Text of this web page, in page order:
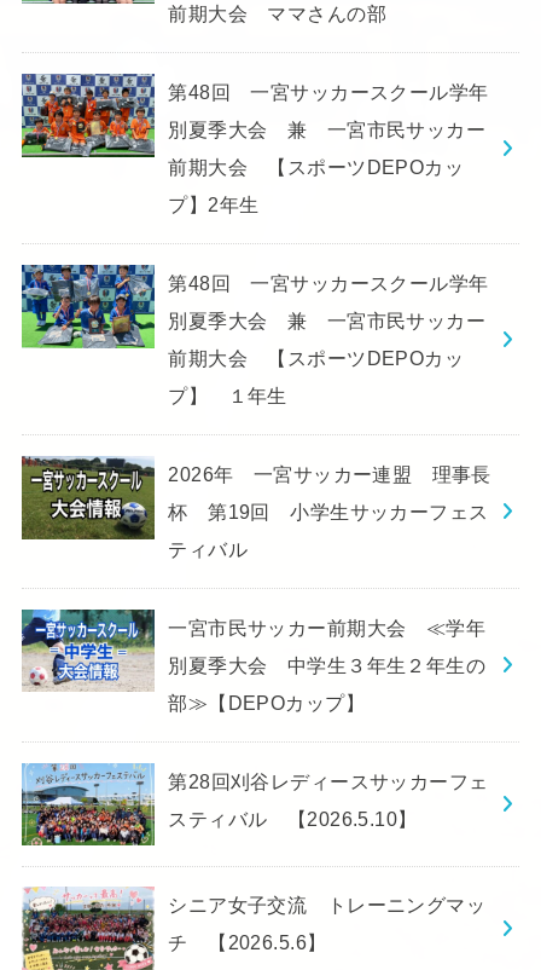
前期大会 ママさんの部
第48回 一宮サッカースクール学年
別夏季大会 兼 一宮市民サッカー
前期大会 【スポーツDEPOカッ
プ】2年生
第48回 一宮サッカースクール学年
別夏季大会 兼 一宮市民サッカー
前期大会 【スポーツDEPOカッ
プ】 １年生
2026年 一宮サッカー連盟 理事長
杯 第19回 小学生サッカーフェス
ティバル
一宮市民サッカー前期大会 ≪学年
別夏季大会 中学生３年生２年生の
部≫【DEPOカップ】
第28回刈谷レディースサッカーフェ
スティバル 【2026.5.10】
シニア女子交流 トレーニングマッ
チ 【2026.5.6】